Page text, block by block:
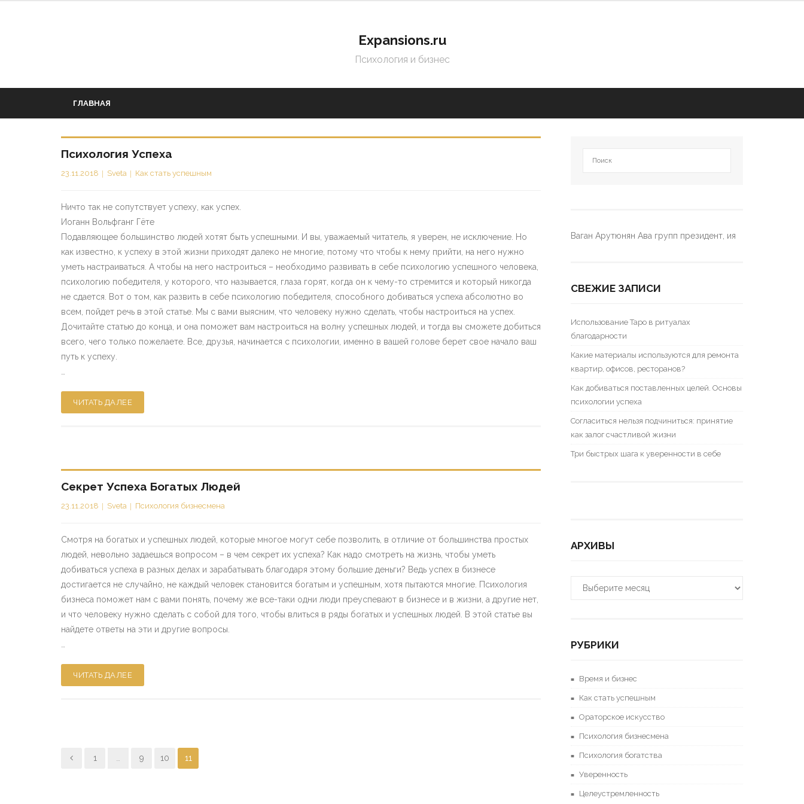
Expansions.ru
Психология и бизнес
ГЛАВНАЯ
Психология Успеха
23.11.2018 Sveta Как стать успешным
Ничто так не сопутствует успеху, как успех.
Иоганн Вольфганг Гёте
Подавляющее большинство людей хотят быть успешными. И вы, уважаемый читатель, я уверен, не исключение. Но
как известно, к успеху в этой жизни приходят далеко не многие, потому что чтобы к нему прийти, на него нужно
уметь настраиваться. А чтобы на него настроиться – необходимо развивать в себе психологию успешного человека,
психологию победителя, у которого, что называется, глаза горят, когда он к чему-то стремится и который никогда
не сдается. Вот о том, как развить в себе психологию победителя, способного добиваться успеха абсолютно во
всем, пойдет речь в этой статье. Мы с вами выясним, что человеку нужно сделать, чтобы настроиться на успех.
Дочитайте статью до конца, и она поможет вам настроиться на волну успешных людей, и тогда вы сможете добиться
всего, чего только пожелаете. Все, друзья, начинается с психологии, именно в вашей голове берет свое начало ваш
путь к успеху.
ЧИТАТЬ ДАЛЕЕ
Секрет Успеха Богатых Людей
23.11.2018 Sveta Психология бизнесмена
Смотря на богатых и успешных людей, которые многое могут себе позволить, в отличие от большинства простых
людей, невольно задаешься вопросом – в чем секрет их успеха? Как надо смотреть на жизнь, чтобы уметь
добиваться успеха в разных делах и зарабатывать благодаря этому большие деньги? Ведь успех в бизнесе
достигается не случайно, не каждый человек становится богатым и успешным, хотя пытаются многие. Психология
бизнеса поможет нам с вами понять, почему же все-таки одни люди преуспевают в бизнесе и в жизни, а другие нет,
и что человеку нужно сделать с собой для того, чтобы влиться в ряды богатых и успешных людей. В этой статье вы
найдете ответы на эти и другие вопросы.
ЧИТАТЬ ДАЛЕЕ
1 9 10 11
Ваган Арутюнян Ава групп президент, ия
СВЕЖИЕ ЗАПИСИ
Использование Таро в ритуалах
благодарности
Какие материалы используются для ремонта
квартир, офисов, ресторанов?
Как добиваться поставленных целей. Основы
психологии успеха
Согласиться нельзя подчиниться: принятие
как залог счастливой жизни
Три быстрых шага к уверенности в себе
АРХИВЫ
РУБРИКИ
Время и бизнес
Как стать успешным
Ораторское искусство
Психология бизнесмена
Психология богатства
Уверенность
Целеустремленность